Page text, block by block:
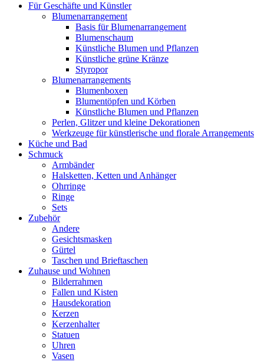
Für Geschäfte und Künstler
Blumenarrangement
Basis für Blumenarrangement
Blumenschaum
Künstliche Blumen und Pflanzen
Künstliche grüne Kränze
Styropor
Blumenarrangements
Blumenboxen
Blumentöpfen und Körben
Künstliche Blumen und Pflanzen
Perlen, Glitzer und kleine Dekorationen
Werkzeuge für künstlerische und florale Arrangements
Küche und Bad
Schmuck
Armbänder
Halsketten, Ketten und Anhänger
Ohrringe
Ringe
Sets
Zubehör
Andere
Gesichtsmasken
Gürtel
Taschen und Brieftaschen
Zuhause und Wohnen
Bilderrahmen
Fallen und Kisten
Hausdekoration
Kerzen
Kerzenhalter
Statuen
Uhren
Vasen